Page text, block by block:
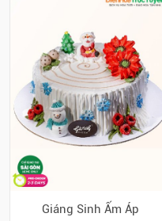
Giáng Sinh Ấm Áp